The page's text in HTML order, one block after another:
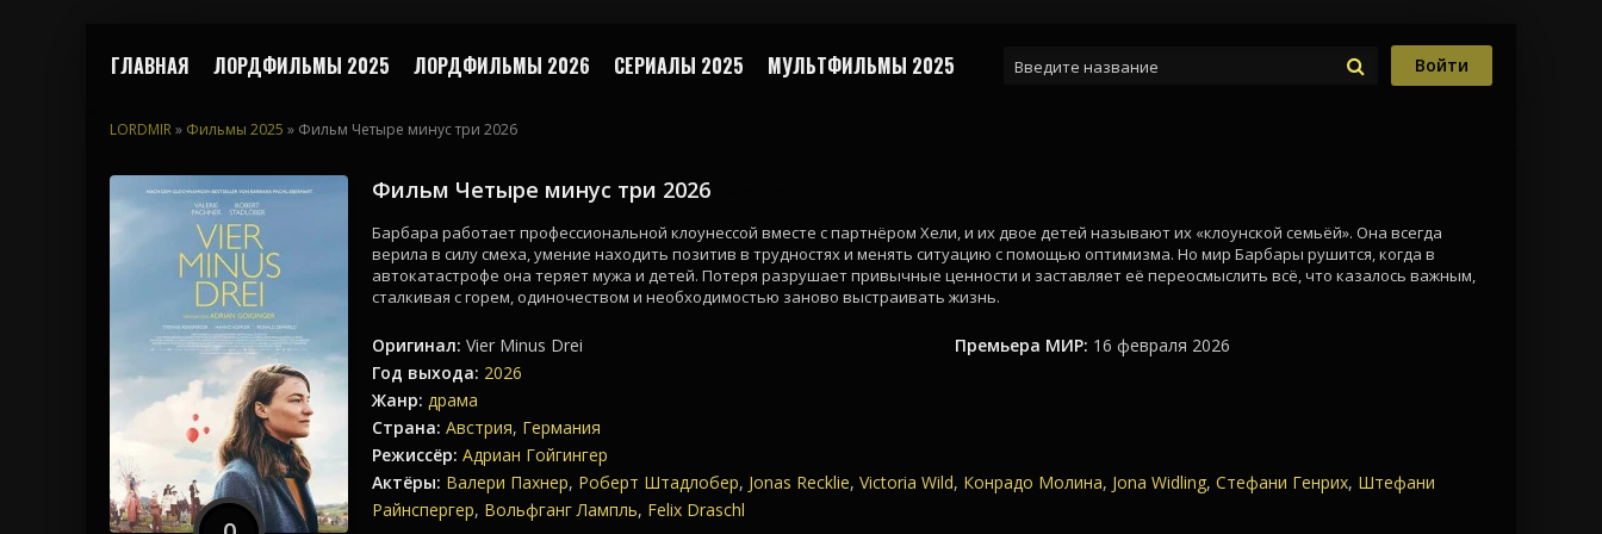
ГЛАВНАЯ ЛОРДФИЛЬМЫ 2025 ЛОРДФИЛЬМЫ 2026 СЕРИАЛЫ 2025 МУЛЬТФИЛЬМЫ 2025 Войти
LORDMIR» Фильмы 2025 » Фильм Четыре минус три 2026
Фильм Четыре минус три 2026
Барбара работает профессиональной клоунессой вместе с партнёром Хели, и их двое детей называют их «клоунской семьёй». Она всегда
верила в силу смеха, умение находить позитив в трудностях и менять ситуацию с помощью оптимизма. Но мир Барбары рушится, когда в
автокатастрофе она теряет мужа и детей. Потеря разрушает привычные ценности и заставляет её переосмыслить всё, что казалось важным,
сталкивая с горем, одиночеством и необходимостью заново выстраивать жизнь.
Оригинал: Vier Minus Drei
Год выхода: 2026
Жанр: драма
Страна: Австрия, Германия
Премьера МИР: 16 февраля 2026
Режиссёр: Адриан Гойгингер
Актёры: Валери Пахнер, Роберт Штадлобер, Jonas Recklie, Victoria Wild, Конрадо Молина, Jona Widling, Стефани Генрих, Штефани
Райнспергер, Вольфганг Лампль, Felix Draschl